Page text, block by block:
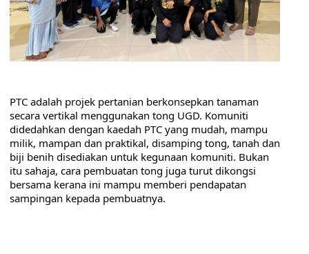
PTC adalah projek pertanian berkonsepkan tanaman
secara vertikal menggunakan tong UGD. Komuniti
didedahkan dengan kaedah PTC yang mudah, mampu
milik, mampan dan praktikal, disamping tong, tanah dan
biji benih disediakan untuk kegunaan komuniti. Bukan
itu sahaja, cara pembuatan tong juga turut dikongsi
bersama kerana ini mampu memberi pendapatan
sampingan kepada pembuatnya.